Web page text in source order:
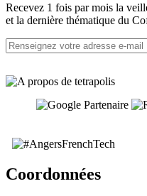
Recevez 1 fois par mois la
et la dernière thématique du
Coordonnées